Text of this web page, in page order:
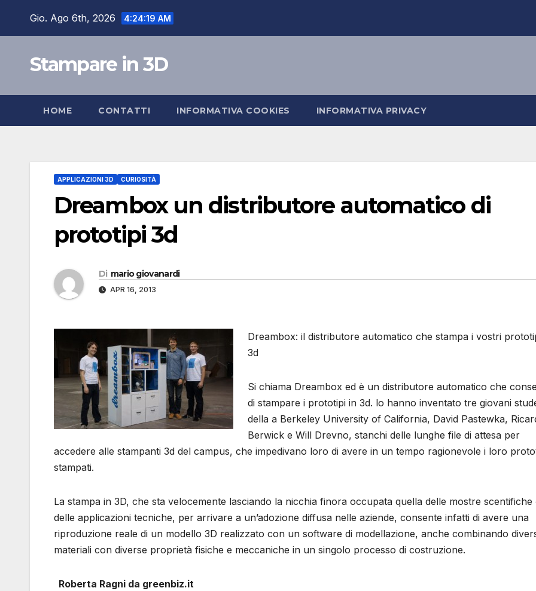
Gio. Ago 6th, 2026 4:24:19 AM
Stampare in 3D
HOME CONTATTI INFORMATIVA COOKIES INFORMATIVA PRIVACY
APPLICAZIONI 3D CURIOSITÀ
Dreambox un distributore automatico di
prototipi 3d
Di mario giovanardi
APR 16, 2013
Dreambox: il distributore automatico che stampa i vostri
3d
Si chiama Dreambox ed è un distributore automatico che
di stampare i prototipi in 3d. lo hanno inventato tre giovani
della a Berkeley University of California, David Pastewka,
Berwick e Will Drevno, stanchi delle lunghe file di attesa per
accedere alle stampanti 3d del campus, che impedivano loro di avere in un tempo ragionevole i loro
stampati.
La stampa in 3D, che sta velocemente lasciando la nicchia finora occupata quella delle mostre scentifiche
delle applicazioni tecniche, per arrivare a un’adozione diffusa nelle aziende, consente infatti di avere una
riproduzione reale di un modello 3D realizzato con un software di modellazione, anche combinando
materiali con diverse proprietà fisiche e meccaniche in un singolo processo di costruzione.
Roberta Ragni da greenbiz.it